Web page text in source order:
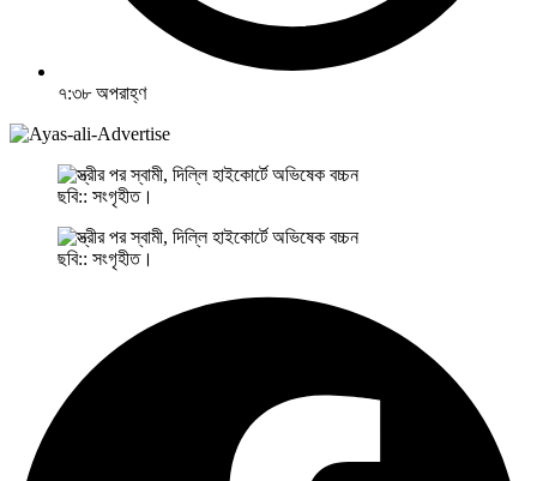
৭:৩৮ অপরাহ্ণ
ছবি:: সংগৃহীত।
ছবি:: সংগৃহীত।